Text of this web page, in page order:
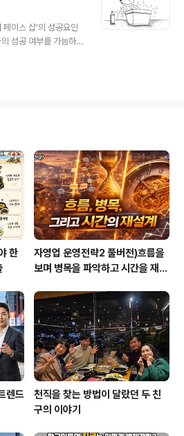
러면 ‘왜 그러한 것을
싶은가.’물어보면
들이 많다. ‘집 장만이나
실 그들은 행복한 느낌
면 행복해지기 위해서
페이스 샵’의 성공요인
성공 여부를 가늠하기
이다. 그러나 화장품
광고도 많이 했을 뿐
이 들지 않도록 세련
의 거품은 빼면서도 그
럼 쉬운 일이 아닐 것이
도 불구하고 고객이 느
갔던 ..
한
자영업 운영전략2 풀버전)흐름을
보며 병목을 파악하고 시간을 재설
렌드
천직을 찾는 방법이 달랐던 두 친
구의 이야기